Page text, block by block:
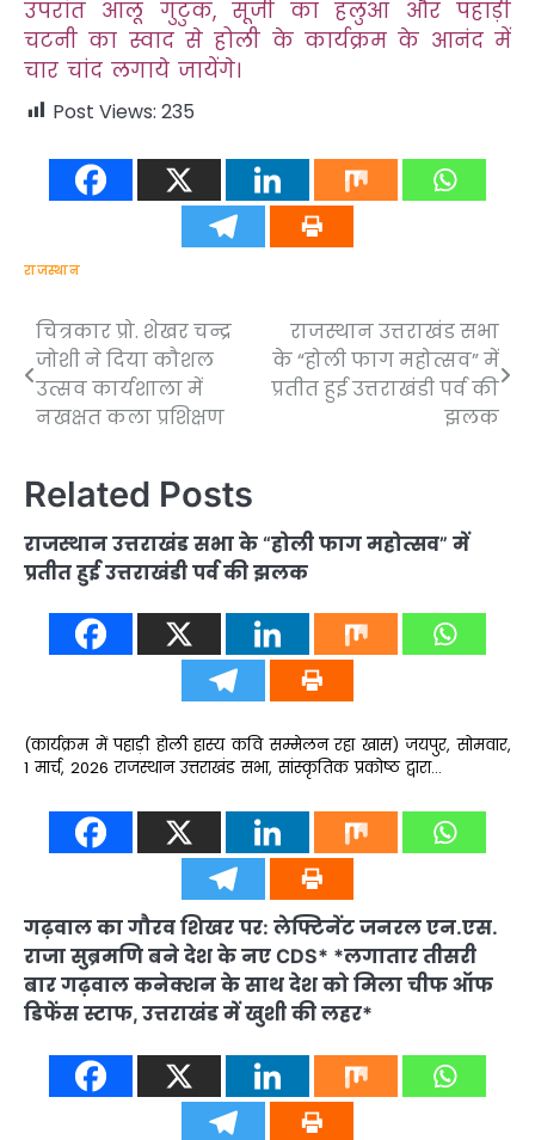
उपरांत आलू गुटुक, सूजी का हलुआ और पहाड़ी
चटनी का स्वाद से होली के कार्यक्रम के आनंद में
चार चांद लगाये जायेंगे।
Post Views: 235
राजस्थान
Post
navigation
चित्रकार प्रो. शेखर चन्द्र
जोशी ने दिया कौशल
उत्सव कार्यशाला में
नखक्षत कला प्रशिक्षण
राजस्थान उत्तराखंड सभा
के “होली फाग महोत्सव” में
प्रतीत हुई उत्तराखंडी पर्व की
झलक
Related Posts
राजस्थान उत्तराखंड सभा के “होली फाग महोत्सव” में
प्रतीत हुई उत्तराखंडी पर्व की झलक
(कार्यक्रम में पहाड़ी होली हास्य कवि सम्मेलन रहा खास) जयपुर, सोमवार,
1 मार्च, 2026 राजस्थान उत्तराखंड सभा, सांस्कृतिक प्रकोष्ठ द्वारा…
गढ़वाल का गौरव शिखर पर: लेफ्टिनेंट जनरल एन.एस.
राजा सुब्रमणि बने देश के नए CDS* *लगातार तीसरी
बार गढ़वाल कनेक्शन के साथ देश को मिला चीफ ऑफ
डिफेंस स्टाफ, उत्तराखंड में खुशी की लहर*